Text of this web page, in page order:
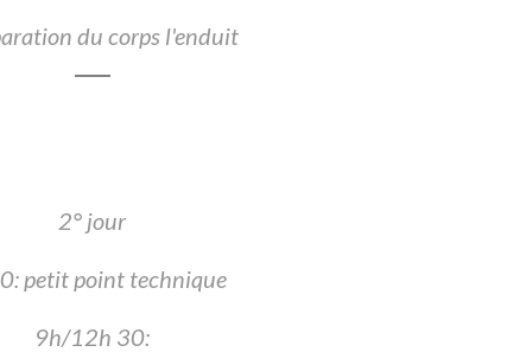
du corps l'enduit
2° jour
petit point technique
9h/12h 30: